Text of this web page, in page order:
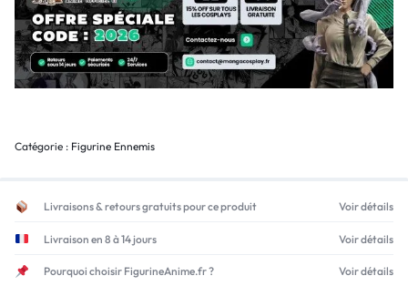
Catégorie : Figurine Ennemis
Livraisons & retours gratuits pour ce produit Voir détails
Livraison en 8 à 14 jours Voir détails
Pourquoi choisir FigurineAnime.fr ? Voir détails